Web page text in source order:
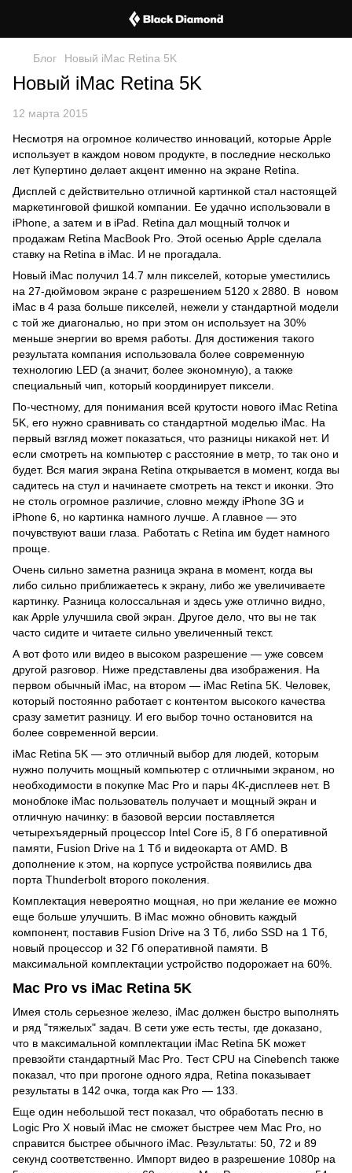
Блог Новый iMac Retina 5K
Новый iMac Retina 5K
12 марта 2015
Несмотря на огромное количество инноваций, которые Apple
использует в каждом новом продукте, в последние несколько
лет Купертино делает акцент именно на экране Retina.
Дисплей с действительно отличной картинкой стал настоящей
маркетинговой фишкой компании. Ее удачно использовали в
iPhone, а затем и в iPad. Retina дал мощный толчок и
продажам Retina MacBook Pro. Этой осенью Apple сделала
ставку на Retina в iMac. И не прогадала.
Новый iMac получил 14.7 млн пикселей, которые уместились
на 27-дюймовом экране с разрешением 5120 х 2880. В новом
iMac в 4 раза больше пикселей, нежели у стандартной модели
с той же диагональю, но при этом он использует на 30%
меньше энергии во время работы. Для достижения такого
результата компания использовала более современную
технологию LED (а значит, более экономную), а также
специальный чип, который координирует пиксели.
По-честному, для понимания всей крутости нового iMac Retina
5K, его нужно сравнивать со стандартной моделью iMac. На
первый взгляд может показаться, что разницы никакой нет. И
если смотреть на компьютер с расстояние в метр, то так оно и
будет. Вся магия экрана Retina открывается в момент, когда вы
садитесь на стул и начинаете смотреть на текст и иконки. Это
не столь огромное различие, словно между iPhone 3G и
iPhone 6, но картинка намного лучше. А главное — это
почувствуют ваши глаза. Работать с Retina им будет намного
проще.
Очень сильно заметна разница экрана в момент, когда вы
либо сильно приближаетесь к экрану, либо же увеличиваете
картинку. Разница колоссальная и здесь уже отлично видно,
как Apple улучшила свой экран. Другое дело, что вы не так
часто сидите и читаете сильно увеличенный текст.
А вот фото или видео в высоком разрешение — уже совсем
другой разговор. Ниже представлены два изображения. На
первом обычный iMac, на втором — iMac Retina 5K. Человек,
который постоянно работает с контентом высокого качества
сразу заметит разницу. И его выбор точно остановится на
более современной версии.
iMac Retina 5K — это отличный выбор для людей, которым
нужно получить мощный компьютер с отличными экраном, но
необходимости в покупке Mac Pro и пары 4K-дисплеев нет. В
моноблоке iMac пользователь получает и мощный экран и
отличную начинку: в базовой версии поставляется
четырехъядерный процессор Intel Core i5, 8 Гб оперативной
памяти, Fusion Drive на 1 Тб и видеокарта от AMD. В
дополнение к этом, на корпусе устройства появились два
порта Thunderbolt второго поколения.
Комплектация невероятно мощная, но при желание ее можно
еще больше улучшить. В iMac можно обновить каждый
компонент, поставив Fusion Drive на 3 Тб, либо SSD на 1 Тб,
новый процессор и 32 Гб оперативной памяти. В
максимальной комплектации устройство подорожает на 60%.
Mac Pro vs iMac Retina 5K
Имея столь серьезное железо, iMac должен быстро выполнять
и ряд "тяжелых" задач. В сети уже есть тесты, где доказано,
что в максимальной комплектации iMac Retina 5K может
превзойти стандартный Mac Pro. Тест CPU на Cinebench также
показал, что при прогоне одного ядра, Retina показывает
результаты в 142 очка, тогда как Pro — 133.
Еще один небольшой тест показал, что обработать песню в
Logic Pro X новый iMac не сможет быстрее чем Mac Pro, но
справится быстрее обычного iMac. Результаты: 50, 72 и 89
секунд соответственно. Импорт видео в разрешение 1080p на